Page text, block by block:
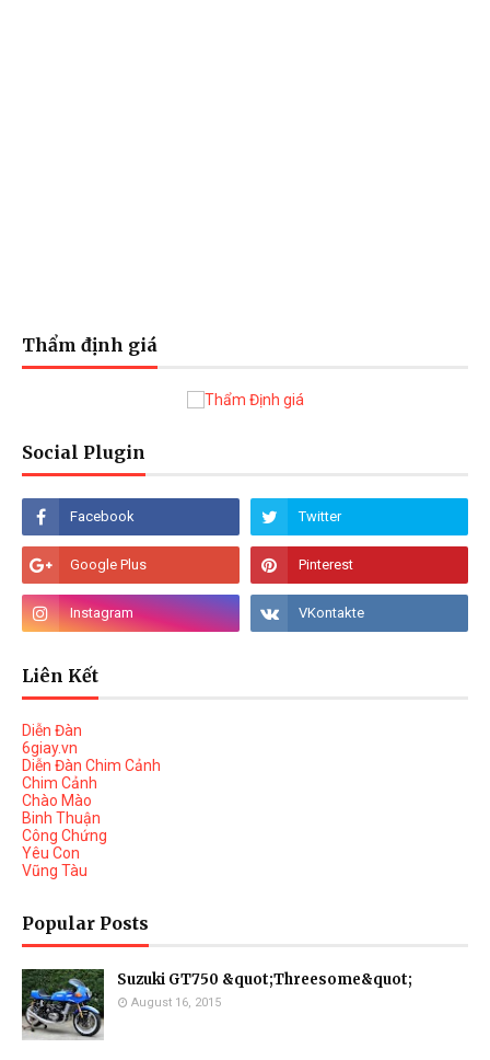
Thẩm định giá
Social Plugin
Liên Kết
Diễn Đàn
6giay.vn
Diễn Đàn Chim Cảnh
Chim Cảnh
Chào Mào
Binh Thuận
Công Chứng
Yêu Con
Vũng Tàu
Popular Posts
Suzuki GT750 &quot;Threesome&quot;
August 16, 2015